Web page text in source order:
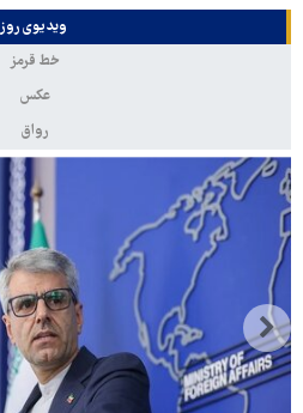
ویدیوی روز
خط قرمز
عکس
رواق